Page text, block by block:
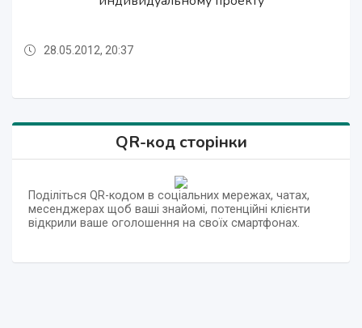
28.05.2012, 20:37
QR-код сторінки
Поділіться QR-кодом в соціальних мережах, чатах,
месенджерах щоб ваші знайомі, потенційні клієнти
відкрили ваше оголошення на своїх смартфонах.